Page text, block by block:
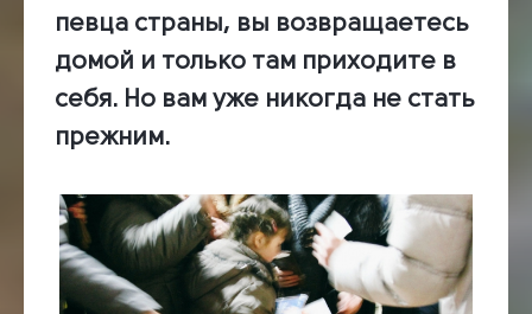
певца страны, вы возвращаетесь
домой и только там приходите в
себя. Но вам уже никогда не стать
прежним.